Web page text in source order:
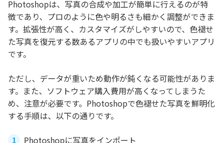
Photoshopは、写真の合成や加工が簡単に行えるのが特
徴であり、プロのように色や明るさも細かく調整ができま
す。拡張性が高く、カスタマイズがしやすいので、色褪せ
た写真を復元する数あるアプリの中でも扱いやすいアプリ
です。
ただし、データが重いため動作が鈍くなる可能性がありま
す。また、ソフトウェア購入費用が高くなってしまうた
め、注意が必要です。Photoshopで色褪せた写真を鮮明化
する手順は、以下の通りです。
Photoshopに写真をインポート